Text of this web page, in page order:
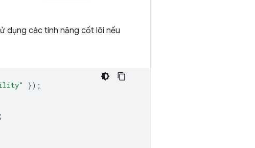
dụng các tính năng cốt lõi nếu
});